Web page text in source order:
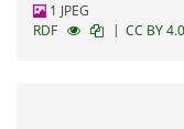
1 JPEG
RDF
| CC BY 4.0